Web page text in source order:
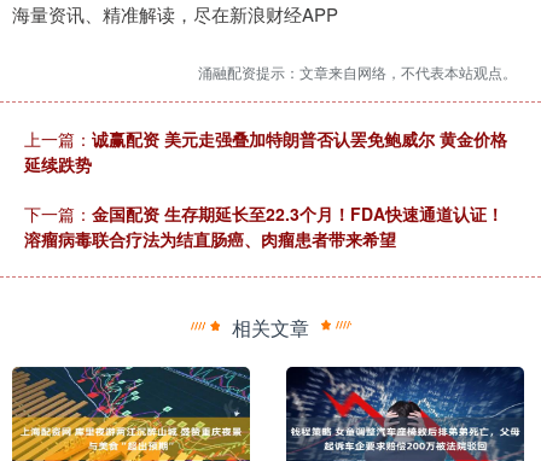
海量资讯、精准解读，尽在新浪财经APP
涌融配资提示：文章来自网络，不代表本站观点。
上一篇： 诚赢配资 美元走强叠加特朗普否认罢免鲍威尔 黄金价格
延续跌势
下一篇： 金国配资 生存期延长至22.3个月！FDA快速通道认证！
溶瘤病毒联合疗法为结直肠癌、肉瘤患者带来希望
相关文章